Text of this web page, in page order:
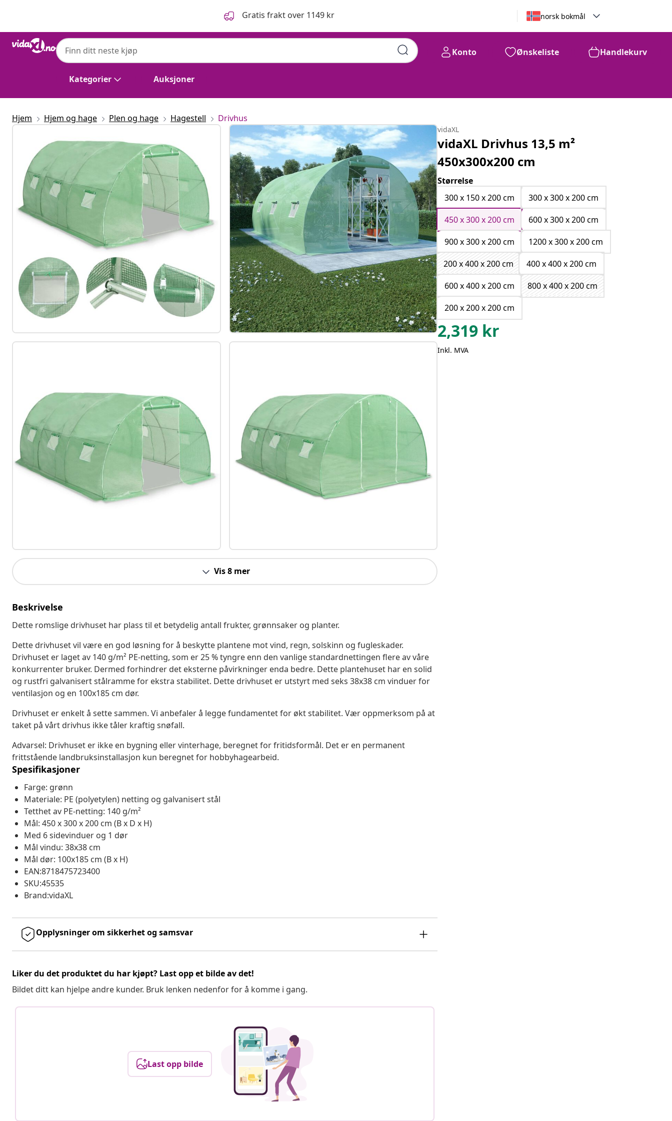
Gratis frakt over 1149 kr norsk bokmål
Kategorier Auksjoner
Konto Ønskeliste Handlekurv
Hjem Hjem og hage Plen og hage Hagestell Drivhus
Vis 8 mer
Beskrivelse
Dette romslige drivhuset har plass til et betydelig antall frukter, grønnsaker og planter.
Dette drivhuset vil være en god løsning for å beskytte plantene mot vind, regn, solskinn og fugleskader.
Drivhuset er laget av 140 g/m² PE-netting, som er 25 % tyngre enn den vanlige standardnettingen flere av våre
konkurrenter bruker. Dermed forhindrer det eksterne påvirkninger enda bedre. Dette plantehuset har en solid
og rustfri galvanisert stålramme for ekstra stabilitet. Dette drivhuset er utstyrt med seks 38x38 cm vinduer for
ventilasjon og en 100x185 cm dør.
Drivhuset er enkelt å sette sammen. Vi anbefaler å legge fundamentet for økt stabilitet. Vær oppmerksom på at
taket på vårt drivhus ikke tåler kraftig snøfall.
Advarsel: Drivhuset er ikke en bygning eller vinterhage, beregnet for fritidsformål. Det er en permanent
frittstående landbruksinstallasjon kun beregnet for hobbyhagearbeid.
Spesifikasjoner
Farge: grønn
Materiale: PE (polyetylen) netting og galvanisert stål
Tetthet av PE-netting: 140 g/m²
Mål: 450 x 300 x 200 cm (B x D x H)
Med 6 sidevinduer og 1 dør
Mål vindu: 38x38 cm
Mål dør: 100x185 cm (B x H)
EAN:8718475723400
SKU:45535
Brand:vidaXL
Opplysninger om sikkerhet og samsvar
Liker du det produktet du har kjøpt? Last opp et bilde av det!
Bildet ditt kan hjelpe andre kunder. Bruk lenken nedenfor for å komme i gang.
Last opp bilde
vidaXL
vidaXL Drivhus 13,5 m²
450x300x200 cm
Størrelse
300 x 150 x 200 cm
300 x 300 x 200 cm
450 x 300 x 200 cm
600 x 300 x 200 cm
900 x 300 x 200 cm
1200 x 300 x 200 cm
200 x 400 x 200 cm
400 x 400 x 200 cm
600 x 400 x 200 cm
800 x 400 x 200 cm
200 x 200 x 200 cm
2,319 kr
Inkl. MVA